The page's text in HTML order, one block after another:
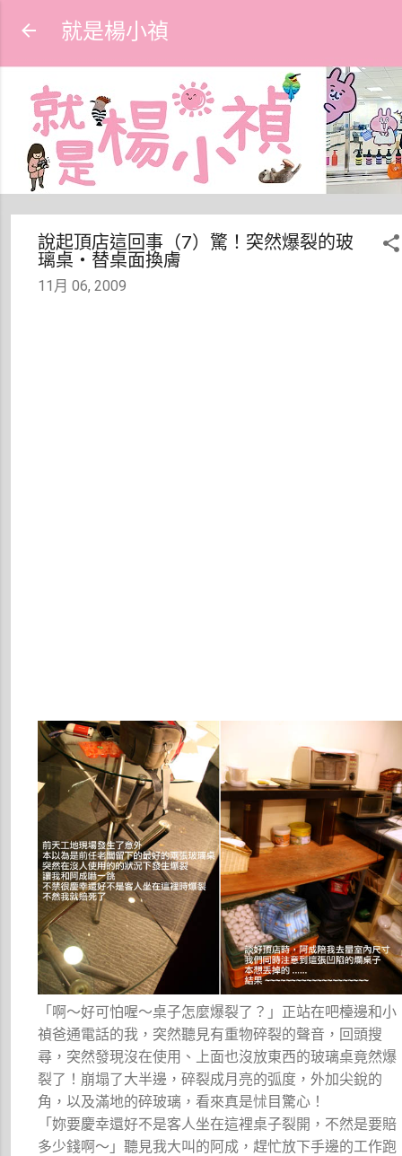
就是楊小禎
說起頂店這回事（7）驚！突然爆裂的玻
璃桌‧替桌面換膚
11月 06, 2009
「啊～好可怕喔～桌子怎麼爆裂了？」正站在吧檯邊和小
禎爸通電話的我，突然聽見有重物碎裂的聲音，回頭搜
尋，突然發現沒在使用、上面也沒放東西的玻璃桌竟然爆
裂了！崩塌了大半邊，碎裂成月亮的弧度，外加尖銳的
角，以及滿地的碎玻璃，看來真是怵目驚心！
「妳要慶幸還好不是客人坐在這裡桌子裂開，不然是要賠
多少錢啊～」聽見我大叫的阿成，趕忙放下手邊的工作跑